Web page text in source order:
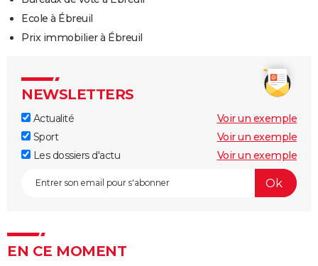
Ecole à Ébreuil
Prix immobilier à Ébreuil
NEWSLETTERS
Actualité
Voir un exemple
Sport
Voir un exemple
Les dossiers d'actu
Voir un exemple
EN CE MOMENT